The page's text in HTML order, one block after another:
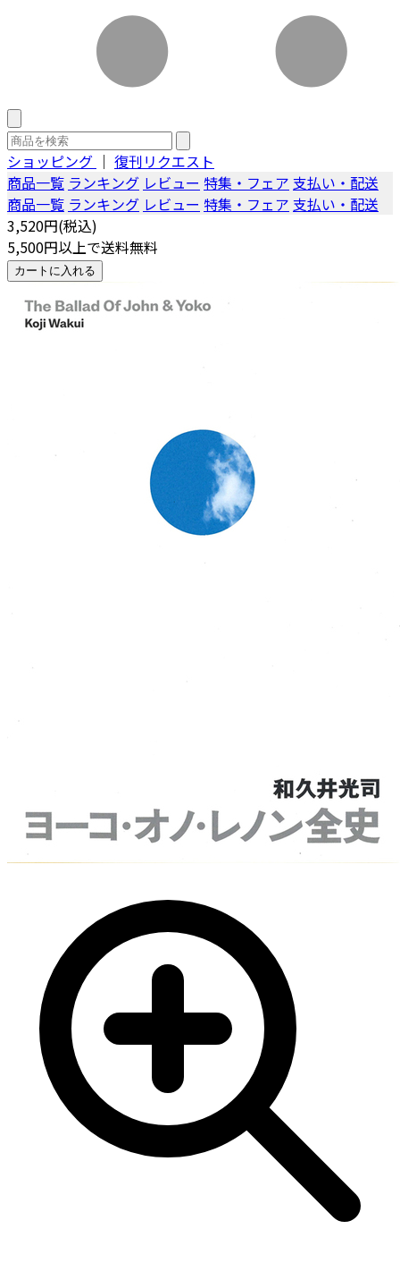
ショッピング ｜ 復刊リクエスト
商品一覧 ランキング レビュー 特集・フェア 支払い・配送
商品一覧 ランキング レビュー 特集・フェア 支払い・配送
3,520円(税込)
5,500円以上で送料無料
カートに入れる